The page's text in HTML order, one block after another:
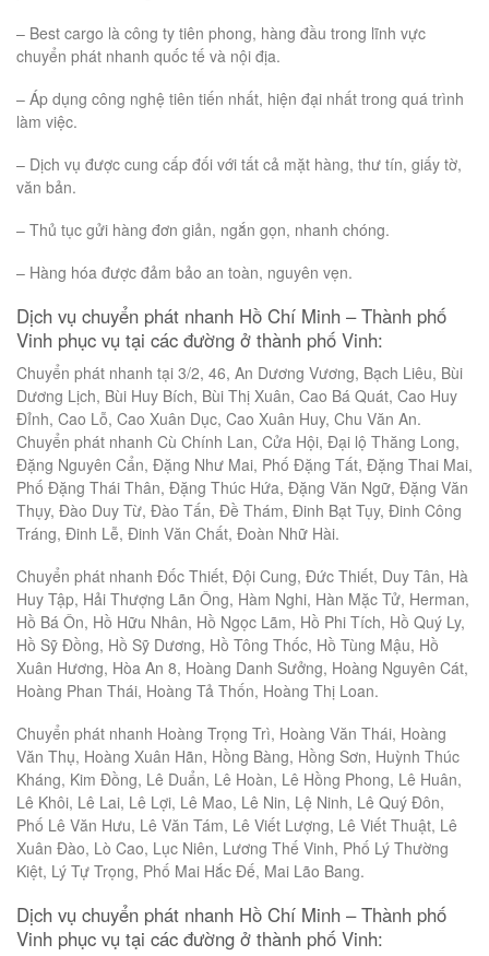
– Best cargo là công ty tiên phong, hàng đầu trong lĩnh vực
chuyển phát nhanh quốc tế và nội địa.
– Áp dụng công nghệ tiên tiến nhất, hiện đại nhất trong quá trình
làm việc.
– Dịch vụ được cung cấp đối với tất cả mặt hàng, thư tín, giấy tờ,
văn bản.
– Thủ tục gửi hàng đơn giản, ngắn gọn, nhanh chóng.
– Hàng hóa được đảm bảo an toàn, nguyên vẹn.
Dịch vụ chuyển phát nhanh Hồ Chí Minh – Thành phố
Vinh phục vụ tại các đường ở thành phố Vinh:
Chuyển phát nhanh tại 3/2, 46, An Dương Vương, Bạch Liêu, Bùi
Dương Lịch, Bùi Huy Bích, Bùi Thị Xuân, Cao Bá Quát, Cao Huy
Đỉnh, Cao Lỗ, Cao Xuân Dục, Cao Xuân Huy, Chu Văn An.
Chuyển phát nhanh Cù Chính Lan, Cửa Hội, Đại lộ Thăng Long,
Đặng Nguyên Cẩn, Đặng Như Mai, Phố Đặng Tất, Đặng Thai Mai,
Phố Đặng Thái Thân, Đặng Thúc Hứa, Đặng Văn Ngữ, Đặng Văn
Thụy, Đào Duy Từ, Đào Tấn, Đề Thám, Đinh Bạt Tụy, Đinh Công
Tráng, Đinh Lễ, Đinh Văn Chất, Đoàn Nhữ Hài.
Chuyển phát nhanh Đốc Thiết, Đội Cung, Đức Thiết, Duy Tân, Hà
Huy Tập, Hải Thượng Lãn Ông, Hàm Nghi, Hàn Mặc Tử, Herman,
Hồ Bá Ôn, Hồ Hữu Nhân, Hồ Ngọc Lãm, Hồ Phi Tích, Hồ Quý Ly,
Hồ Sỹ Đồng, Hồ Sỹ Dương, Hồ Tông Thốc, Hồ Tùng Mậu, Hồ
Xuân Hương, Hòa An 8, Hoàng Danh Sưởng, Hoàng Nguyên Cát,
Hoàng Phan Thái, Hoàng Tả Thốn, Hoàng Thị Loan.
Chuyển phát nhanh Hoàng Trọng Trì, Hoàng Văn Thái, Hoàng
Văn Thụ, Hoàng Xuân Hãn, Hồng Bàng, Hồng Sơn, Huỳnh Thúc
Kháng, Kim Đồng, Lê Duẩn, Lê Hoàn, Lê Hồng Phong, Lê Huân,
Lê Khôi, Lê Lai, Lê Lợi, Lê Mao, Lê Nin, Lệ Ninh, Lê Quý Đôn,
Phố Lê Văn Hưu, Lê Văn Tám, Lê Viết Lượng, Lê Viết Thuật, Lê
Xuân Đào, Lò Cao, Lục Niên, Lương Thế Vinh, Phố Lý Thường
Kiệt, Lý Tự Trọng, Phố Mai Hắc Đế, Mai Lão Bang.
Dịch vụ chuyển phát nhanh Hồ Chí Minh – Thành phố
Vinh phục vụ tại các đường ở thành phố Vinh: